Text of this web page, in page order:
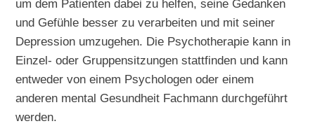
um dem Patienten dabei zu helfen, seine Gedanken
und Gefühle besser zu verarbeiten und mit seiner
Depression umzugehen. Die Psychotherapie kann in
Einzel- oder Gruppensitzungen stattfinden und kann
entweder von einem Psychologen oder einem
anderen mental Gesundheit Fachmann durchgeführt
werden.